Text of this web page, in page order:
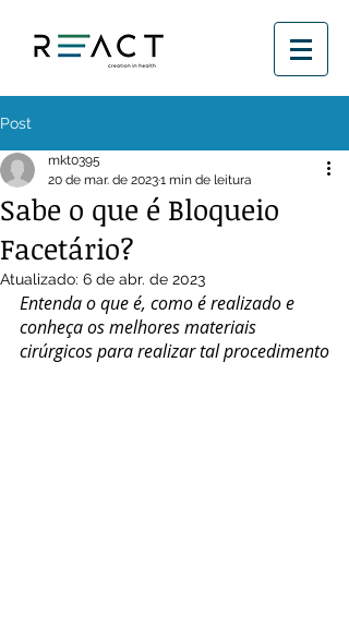
Post
Sabe o que é Bloqueio
Facetário?
mkt0395
20 de mar. de 20231 min de leitura
Atualizado: 6 de abr. de 2023
Entenda o que é, como é realizado e
conheça os melhores materiais
cirúrgicos para realizar tal procedimento